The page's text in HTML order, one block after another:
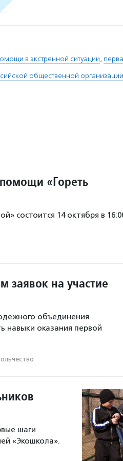
в экстренной ситуации,
общественной
«Гореть
состоится 14 октября в
заявок на участие
объединения
навыки оказания первой
шаги
«Экошкола».